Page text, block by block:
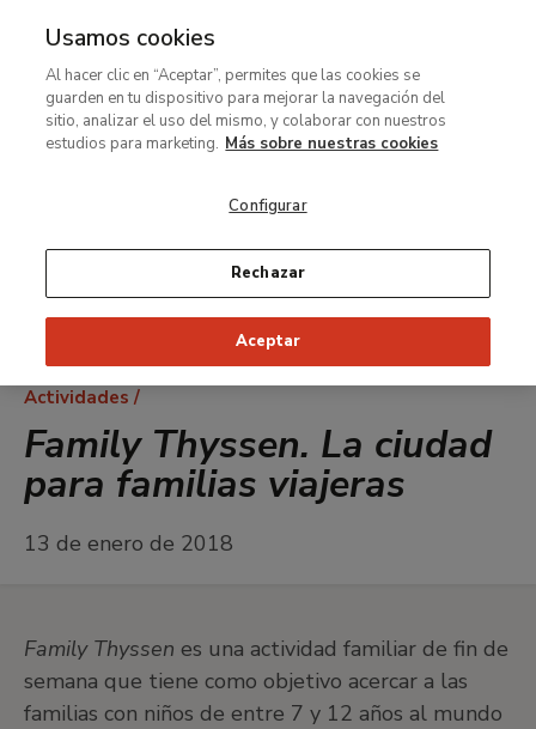
MENÚ
contenido
principal
Ruta
de
navegación
Actividades
Family Thyssen. La ciudad
para familias viajeras
13 de enero de 2018
Family Thyssen es una actividad familiar de fin de
semana que tiene como objetivo acercar a las
familias con niños de entre 7 y 12 años al mundo
Usamos cookies
Al hacer clic en “Aceptar”, permites que las cookies se
guarden en tu dispositivo para mejorar la navegación del
sitio, analizar el uso del mismo, y colaborar con nuestros
estudios para marketing. Más sobre nuestras cookies
Configurar
Rechazar
Aceptar